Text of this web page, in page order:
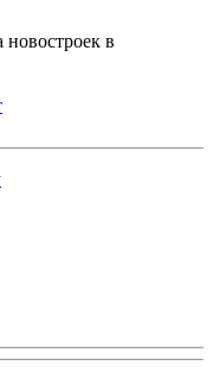
новостроек в